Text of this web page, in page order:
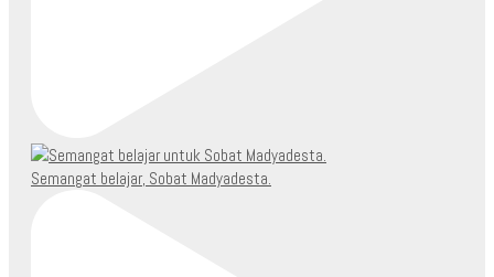
Semangat belajar, Sobat Madyadesta.